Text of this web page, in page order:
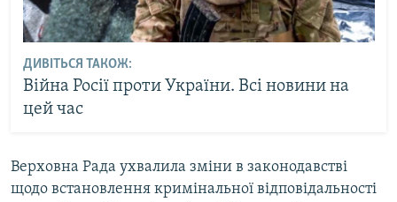
ДИВІТЬСЯ ТАКОЖ:
Війна Росії проти України. Всі новини на
цей час
Верховна Рада ухвалила зміни в законодавстві
щодо встановлення кримінальної відповідальності